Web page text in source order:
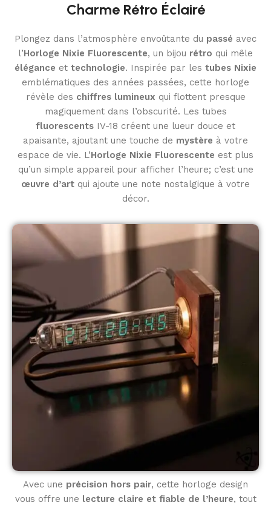
Charme Rétro Éclairé
Plongez dans l’atmosphère envoûtante du passé avec
l’Horloge Nixie Fluorescente, un bijou rétro qui mêle
élégance et technologie. Inspirée par les tubes Nixie
emblématiques des années passées, cette horloge
révèle des chiffres lumineux qui flottent presque
magiquement dans l’obscurité. Les tubes
fluorescents IV-18 créent une lueur douce et
apaisante, ajoutant une touche de mystère à votre
espace de vie. L’Horloge Nixie Fluorescente est plus
qu’un simple appareil pour afficher l’heure; c’est une
œuvre d’art qui ajoute une note nostalgique à votre
décor.
Avec une précision hors pair, cette horloge design
vous offre une lecture claire et fiable de l’heure, tout